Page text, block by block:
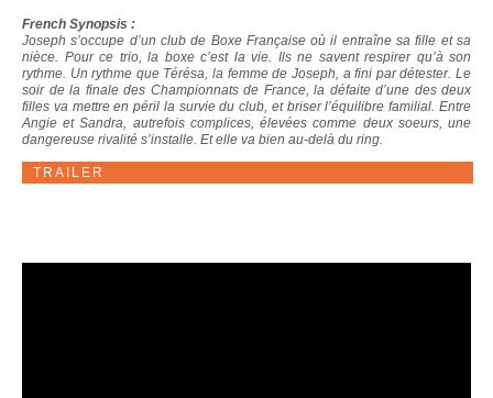
French Synopsis :
Joseph s’occupe d’un club de Boxe Française où il entraîne sa fille et sa
nièce. Pour ce trio, la boxe c’est la vie. Ils ne savent respirer qu’à son
rythme. Un rythme que Térésa, la femme de Joseph, a fini par détester. Le
soir de la finale des Championnats de France, la défaite d’une des deux
filles va mettre en péril la survie du club, et briser l’équilibre familial. Entre
Angie et Sandra, autrefois complices, élevées comme deux soeurs, une
dangereuse rivalité s’installe. Et elle va bien au-delà du ring.
TRAILER